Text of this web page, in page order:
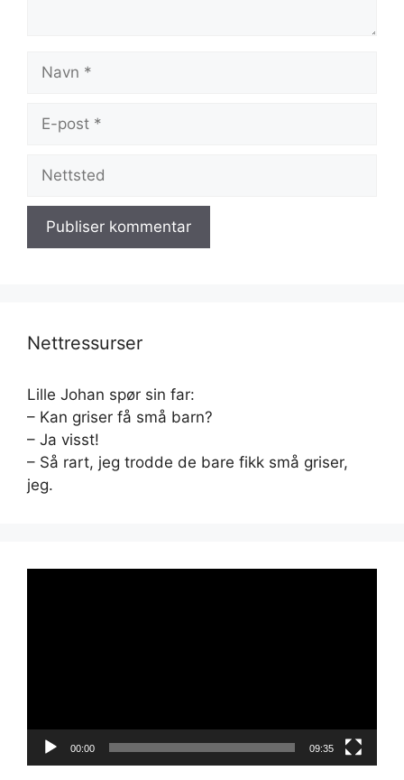
post
Nettressurser
Lille Johan spør sin far:
– Kan griser få små barn?
– Ja visst!
– Så rart, jeg trodde de bare fikk små griser,
jeg.
00:00 09:35